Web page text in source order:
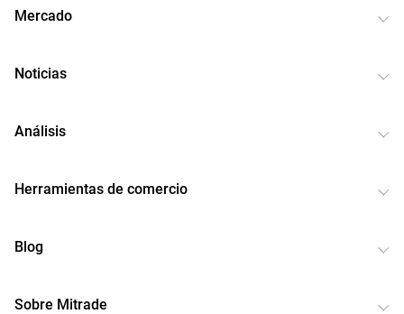
Mercado
Noticias
Análisis
Herramientas de comercio
Blog
Sobre Mitrade